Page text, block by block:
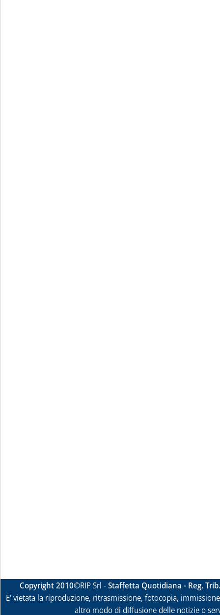
Copyright 2010©RIP Srl -Staffetta Quotidiana - Reg.
E' vietata la riproduzione, ritrasmissione, fotocopia,
altro modo di diffusione delle notizie o